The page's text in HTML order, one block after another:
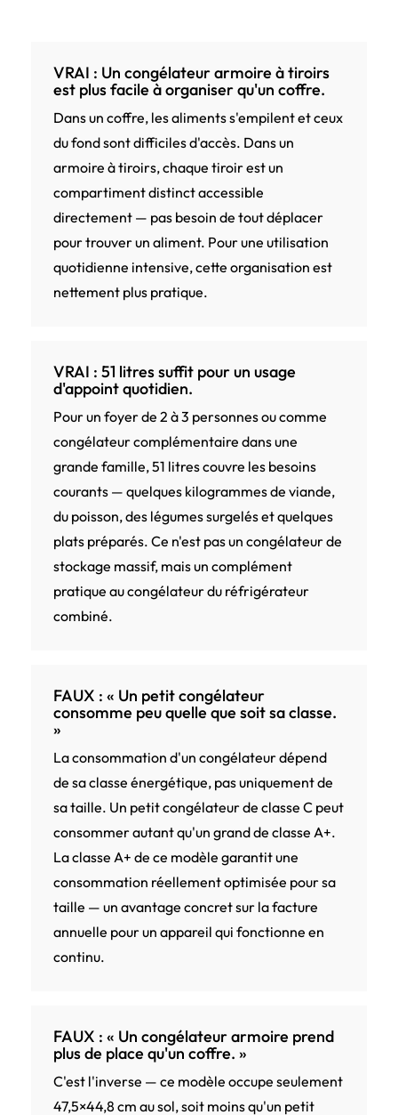
VRAI : Un congélateur armoire à tiroirs
est plus facile à organiser qu'un coffre.
Dans un coffre, les aliments s'empilent et ceux
du fond sont difficiles d'accès. Dans un
armoire à tiroirs, chaque tiroir est un
compartiment distinct accessible
directement — pas besoin de tout déplacer
pour trouver un aliment. Pour une utilisation
quotidienne intensive, cette organisation est
nettement plus pratique.
VRAI : 51 litres suffit pour un usage
d'appoint quotidien.
Pour un foyer de 2 à 3 personnes ou comme
congélateur complémentaire dans une
grande famille, 51 litres couvre les besoins
courants — quelques kilogrammes de viande,
du poisson, des légumes surgelés et quelques
plats préparés. Ce n'est pas un congélateur de
stockage massif, mais un complément
pratique au congélateur du réfrigérateur
combiné.
FAUX : « Un petit congélateur
consomme peu quelle que soit sa classe.
»
La consommation d'un congélateur dépend
de sa classe énergétique, pas uniquement de
sa taille. Un petit congélateur de classe C peut
consommer autant qu'un grand de classe A+.
La classe A+ de ce modèle garantit une
consommation réellement optimisée pour sa
taille — un avantage concret sur la facture
annuelle pour un appareil qui fonctionne en
continu.
FAUX : « Un congélateur armoire prend
plus de place qu'un coffre. »
C'est l'inverse — ce modèle occupe seulement
47,5×44,8 cm au sol, soit moins qu'un petit